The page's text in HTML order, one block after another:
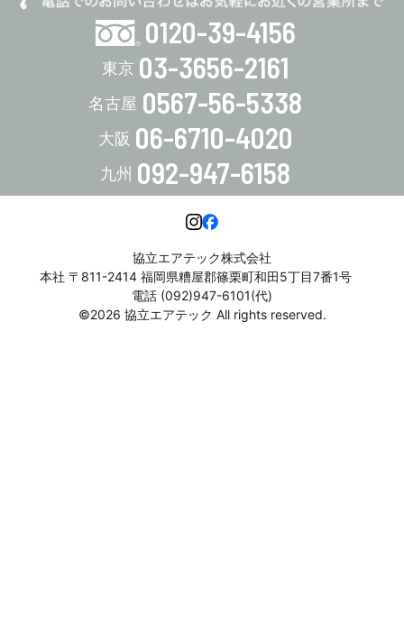
0120-39-4156
03-3656-2161
0567-56-5338
06-6710-4020
092-947-6158
協立エアテック株式会社
本社 〒811-2414 福岡県糟屋郡篠栗町和田5丁目7番1号
電話 (092)947-6101(代)
©2026 協立エアテック All rights reserved.